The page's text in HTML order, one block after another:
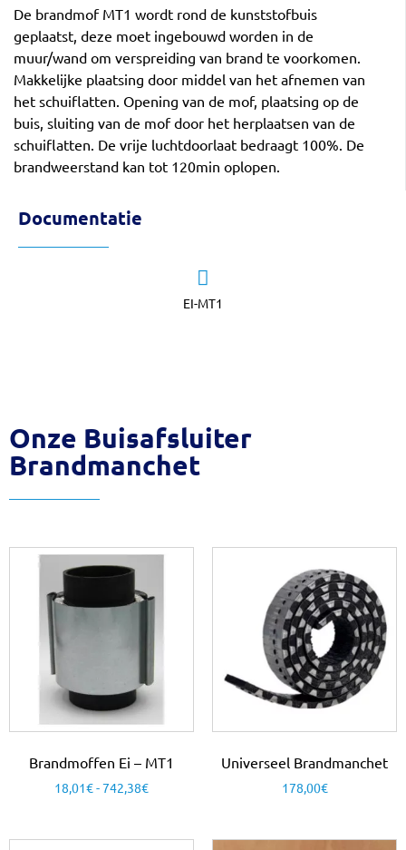
De brandmof MT1 wordt rond de kunststofbuis
geplaatst, deze moet ingebouwd worden in de
muur/wand om verspreiding van brand te voorkomen.
Makkelijke plaatsing door middel van het afnemen van
het schuiflatten. Opening van de mof, plaatsing op de
buis, sluiting van de mof door het herplaatsen van de
schuiflatten. De vrije luchtdoorlaat bedraagt 100%. De
brandweerstand kan tot 120min oplopen.
Documentatie
EI-MT1
Onze Buisafsluiter
Brandmanchet
Brandmoffen Ei – MT1
18,01€-742,38€
Universeel Brandmanchet
178,00€